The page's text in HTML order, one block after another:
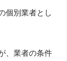
個別業者とし
、業者の条件